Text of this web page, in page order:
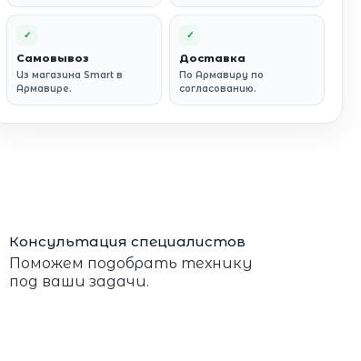
✓
Самовывоз
Из магазина Smart в
Армавире.
✓
Доставка
По Армавиру по
согласованию.
Консультация специалистов
Поможем подобрать технику
под ваши задачи.